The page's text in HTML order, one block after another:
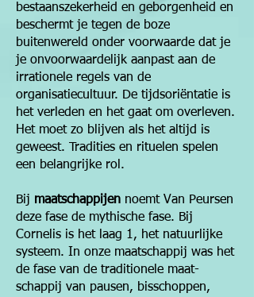
bestaanszekerheid en geborgenheid en
beschermt je tegen de boze
buitenwereld onder voorwaarde dat je
je onvoorwaardelijk aanpast aan de
irrationele regels van de
organisatiecultuur. De tijdsoriëntatie is
het verleden en het gaat om overleven.
Het moet zo blijven als het altijd is
geweest. Tradities en rituelen spelen
een belangrijke rol.
Bij maatschappijen noemt Van Peursen
deze fase de mythische fase. Bij
Cornelis is het laag 1, het natuurlijke
systeem. In onze maatschappij was het
de fase van de traditionele maat­
schappij van pausen, bis­schoppen,